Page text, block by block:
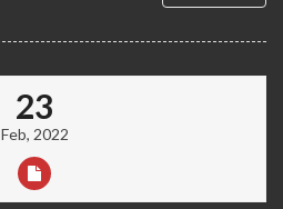
23
Feb, 2022